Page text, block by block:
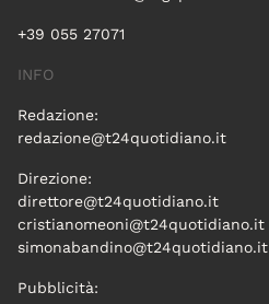
+39 055 27071
INFO
Redazione:
redazione@t24quotidiano.it
Direzione:
direttore@t24quotidiano.it
cristianomeoni@t24quotidiano.it
simonabandino@t24quotidiano.it
Pubblicità: